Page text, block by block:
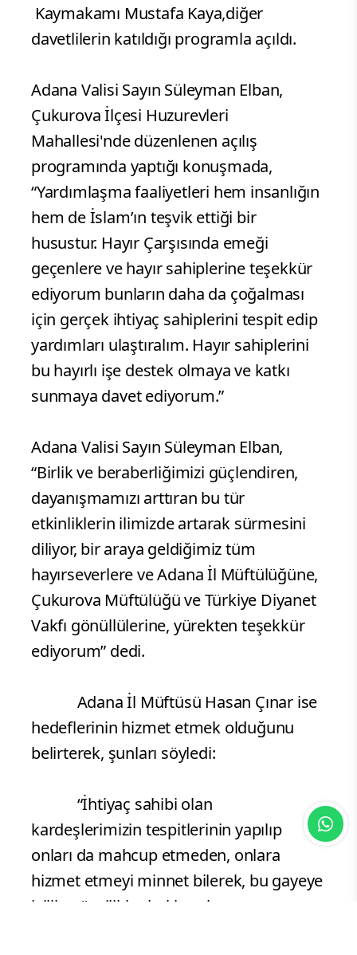
Kaymakamı Mustafa Kaya,diğer
davetlilerin katıldığı programla açıldı.
Adana Valisi Sayın Süleyman Elban,
Çukurova İlçesi Huzurevleri
Mahallesi'nde düzenlenen açılış
programında yaptığı konuşmada,
“Yardımlaşma faaliyetleri hem insanlığın
hem de İslam’ın teşvik ettiği bir
husustur. Hayır Çarşısında emeği
geçenlere ve hayır sahiplerine teşekkür
ediyorum bunların daha da çoğalması
için gerçek ihtiyaç sahiplerini tespit edip
yardımları ulaştıralım. Hayır sahiplerini
bu hayırlı işe destek olmaya ve katkı
sunmaya davet ediyorum.”
Adana Valisi Sayın Süleyman Elban,
“Birlik ve beraberliğimizi güçlendiren,
dayanışmamızı arttıran bu tür
etkinliklerin ilimizde artarak sürmesini
diliyor, bir araya geldiğimiz tüm
hayırseverlere ve Adana İl Müftülüğüne,
Çukurova Müftülüğü ve Türkiye Diyanet
Vakfı gönüllülerine, yürekten teşekkür
ediyorum” dedi.
Adana İl Müftüsü Hasan Çınar ise
hedeflerinin hizmet etmek olduğunu
belirterek, şunları söyledi:
“İhtiyaç sahibi olan
kardeşlerimizin tespitlerinin yapılıp
onları da mahcup etmeden, onlara
hizmet etmeyi minnet bilerek, bu gayeye
iyilik, güzellikler hakim olsun